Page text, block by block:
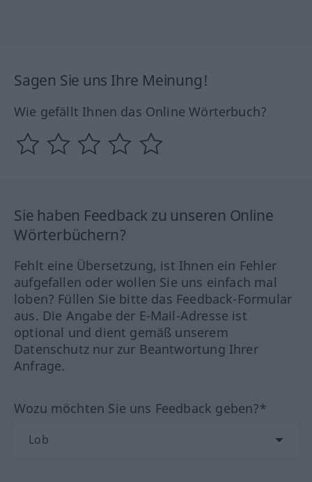
Sagen Sie uns Ihre Meinung!
Wie gefällt Ihnen das Online Wörterbuch?
Sie haben Feedback zu unseren Online
Wörterbüchern?
Fehlt eine Übersetzung, ist Ihnen ein Fehler
aufgefallen oder wollen Sie uns einfach mal
loben? Füllen Sie bitte das Feedback-Formular
aus. Die Angabe der E-Mail-Adresse ist
optional und dient gemäß unserem
Datenschutz nur zur Beantwortung Ihrer
Anfrage.
Wozu möchten Sie uns Feedback geben?*